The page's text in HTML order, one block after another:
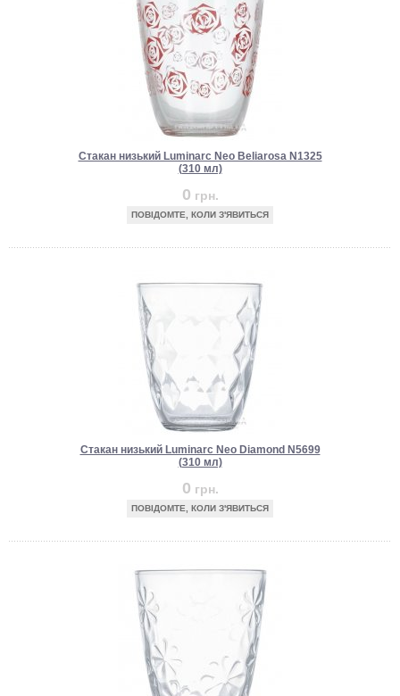
Стакан низький Luminarc Neo Beliarosa N1325
(310 мл)
0 грн.
ПОВІДОМТЕ, КОЛИ З'ЯВИТЬСЯ
Стакан низький Luminarc Neo Diamond N5699
(310 мл)
0 грн.
ПОВІДОМТЕ, КОЛИ З'ЯВИТЬСЯ